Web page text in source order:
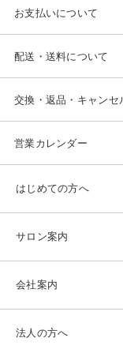
お支払いについて
配送・送料について
交換・返品・キャンセ
営業カレンダー
はじめての方へ
サロン案内
会社案内
法人の方へ